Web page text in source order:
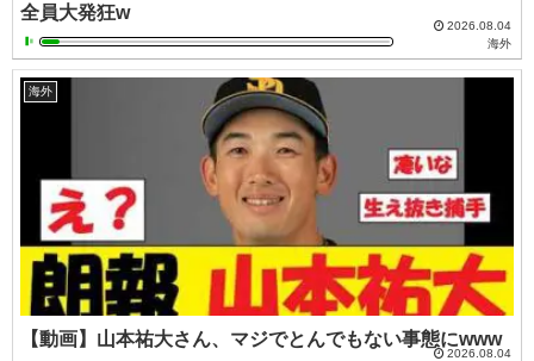
全員大発狂w
2026.08.04
海外
海外
【動画】山本祐大さん、マジでとんでもない事態にwww
2026.08.04